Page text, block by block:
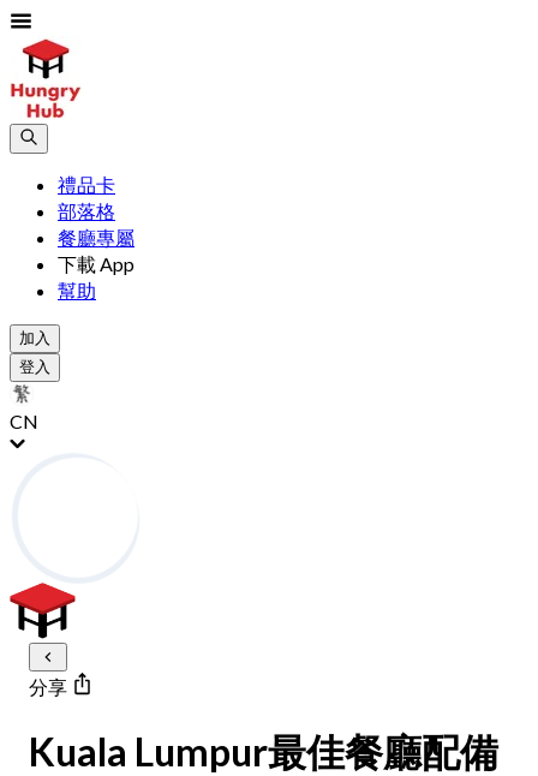
禮品卡
部落格
餐廳專屬
下載 App
幫助
加入
登入
CN
分享
Kuala Lumpur最佳餐廳配備